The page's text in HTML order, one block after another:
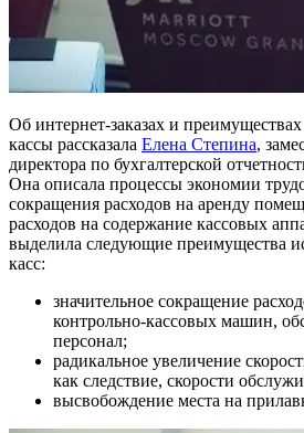
Об интернет-заказах и
кассы рассказала Елена Степина,
директора по бухгалтерской
Она описала процессы экономии
сокращения расходов на аренду
расходов на содержание кассовых
выделила следующие преимущества
касс:
значительное сокращение
контрольно-кассовых машин,
персонал;
радикальное увеличение
как следствие, скорости
высвобождение места на